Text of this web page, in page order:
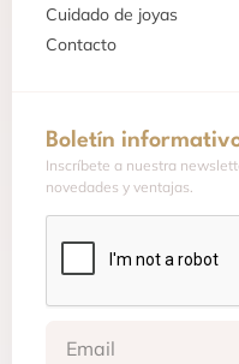
Cuidado de joyas
Contacto
Boletín
Inscríbete a nuestra
novedades y ventajas.